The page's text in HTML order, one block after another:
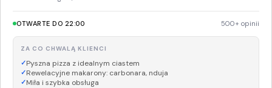
OTWARTE DO 22:00 500+ opinii
ZA CO CHWALĄ KLIENCI
Pyszna pizza z idealnym ciastem
Rewelacyjne makarony: carbonara, nduja
Miła i szybka obsługa